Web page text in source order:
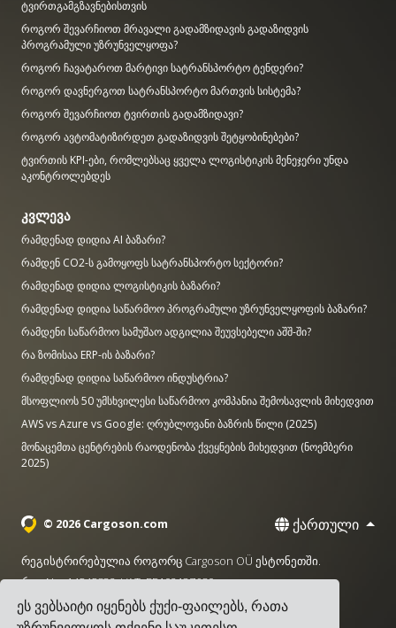
ეს ვებსაიტი იყენებს ქუქი-ფაილებს, რათა
ტვირთგამგზავნებისთვის
როგორ შევარჩიოთ მრავალი გადამზიდავის გადაზიდვის
პროგრამული უზრუნველყოფა?
როგორ ჩავატაროთ მარტივი სატრანსპორტო ტენდერი?
როგორ დავნერგოთ სატრანსპორტო მართვის სისტემა?
როგორ შევარჩიოთ ტვირთის გადამზიდავი?
როგორ ავტომატიზირდეთ გადაზიდვის შეტყობინებები?
ტვირთის KPI-ები, რომლებსაც ყველა ლოგისტიკის მენეჯერი უნდა
აკონტროლებდეს
კვლევა
რამდენად დიდია AI ბაზარი?
რამდენ CO2-ს გამოყოფს სატრანსპორტო სექტორი?
რამდენად დიდია ლოგისტიკის ბაზარი?
რამდენად დიდია საწარმოო პროგრამული უზრუნველყოფის ბაზარი?
რამდენი საწარმოო სამუშაო ადგილია შეუვსებელი აშშ-ში?
რა ზომისაა ERP-ის ბაზარი?
რამდენად დიდია საწარმოო ინდუსტრია?
მსოფლიოს 50 უმსხვილესი საწარმოო კომპანია შემოსავლის მიხედვით
AWS vs Azure vs Google: ღრუბლოვანი ბაზრის წილი (2025)
მონაცემთა ცენტრების რაოდენობა ქვეყნების მიხედვით (ნოემბერი
2025)
© 2026 Cargoson.com ქართული
რეგისტრირებულია როგორც Cargoson OÜ ესტონეთში.
რეგ No: 14545832. VAT: EE102137680.
სათაო ოფისი: Pärnu mnt. 141, 11314 ტალინი, ესტონეთი